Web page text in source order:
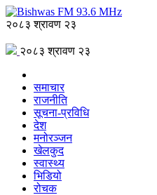
२०८३ श्रावण २३
२०८३ श्रावण २३
समाचार
राजनीति
सूचना-प्रविधि
देश
मनोरञ्जन
खेलकुद
स्वास्थ्य
भिडियो
रोचक